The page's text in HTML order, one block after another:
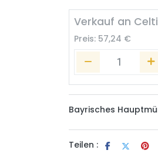
Verkauf an
Preis: 57,24 €
Bayrisches
Teilen :